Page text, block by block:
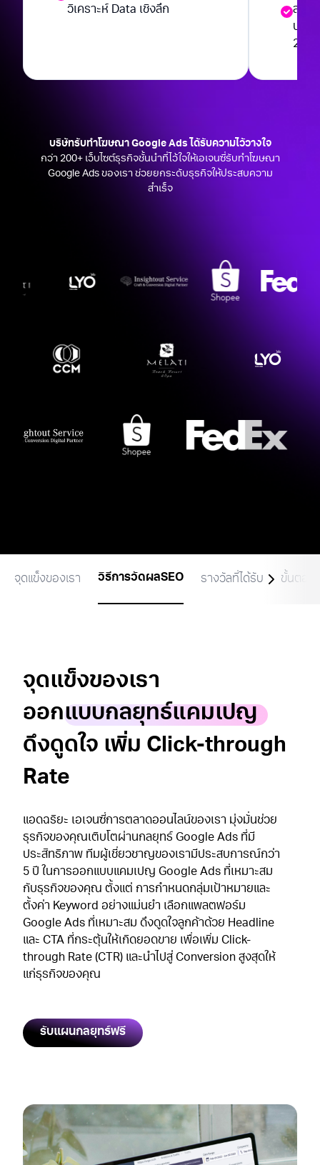
วิเคราะห์ Data เชิงลึก
สร้า
ประ
200
บริษัทรับทําโฆษณา Google Ads ได้รับความไว้วางใจ
กว่า 200+ เว็บไซต์ธุรกิจชั้นนำที่ไว้ใจให้เอเจนซี่รับทําโฆษณา
Google Ads ของเรา ช่วยยกระดับธุรกิจให้ประสบความ
สำเร็จ
จุดแข็งของเรา วิธีการวัดผลSEO รางวัลที่ได้รับ ขั้นตอน
จุดแข็งของเรา
ออกแบบกลยุทธ์แคมเปญ
ดึงดูดใจ เพิ่ม Click-through
Rate
แอดฉริยะ เอเจนซี่การตลาดออนไลน์ของเรา มุ่งมั่นช่วย
ธุรกิจของคุณเติบโตผ่านกลยุทธ์ Google Ads ที่มี
ประสิทธิภาพ ทีมผู้เชี่ยวชาญของเรามีประสบการณ์กว่า
5 ปี ในการออกแบบแคมเปญ Google Ads ที่เหมาะสม
กับธุรกิจของคุณ ตั้งแต่ การกำหนดกลุ่มเป้าหมายและ
ตั้งค่า Keyword อย่างแม่นยำ เลือกแพลตฟอร์ม
Google Ads ที่เหมาะสม ดึงดูดใจลูกค้าด้วย Headline
และ CTA ที่กระตุ้นให้เกิดยอดขาย เพื่อเพิ่ม Click-
through Rate (CTR) และนำไปสู่ Conversion สูงสุดให้
แก่ธุรกิจของคุณ
รับแผนกลยุทธ์ฟรี